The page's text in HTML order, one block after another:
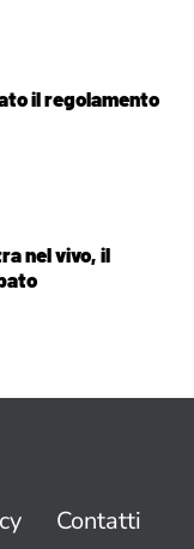
il regolamento
nel vivo, il
Contatti